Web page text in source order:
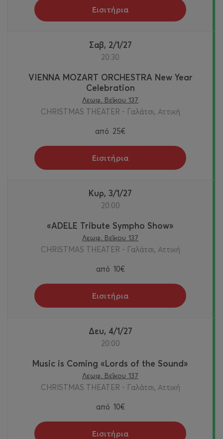
Εισιτήρια
Σαβ, 2/1/27
20:30
VIENNA MOZART ORCHESTRA New Year
Celebration
Λεωφ. Βεΐκου 137
CHRISTMAS THEATER - Γαλάτσι, Αττική
από 25€
Εισιτήρια
Κυρ, 3/1/27
20:00
«ADELE Tribute Sympho Show»
Λεωφ. Βεΐκου 137
CHRISTMAS THEATER - Γαλάτσι, Αττική
από 10€
Εισιτήρια
Δευ, 4/1/27
20:00
Music is Сoming «Lords of the Sound»
Λεωφ. Βεΐκου 137
CHRISTMAS THEATER - Γαλάτσι, Αττική
από 10€
Εισιτήρια